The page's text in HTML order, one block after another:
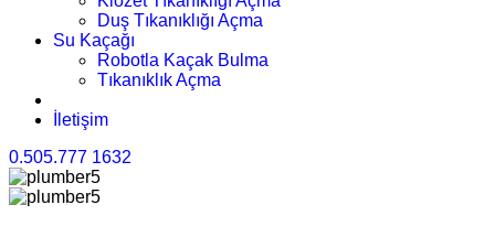
Duş Tıkanıklığı Açma
Su Kaçağı
Robotla Kaçak Bulma
Tıkanıklık Açma
İletişim
0.505.777 1632